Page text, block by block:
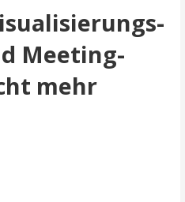
Meeting-
mehr